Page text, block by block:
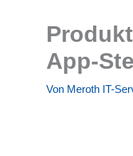
App-
Von Meroth IT-